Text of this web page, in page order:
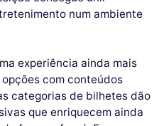
num ambiente
experiência ainda mais
com conteúdos
categorias de bilhetes dão
que enriquecem ainda